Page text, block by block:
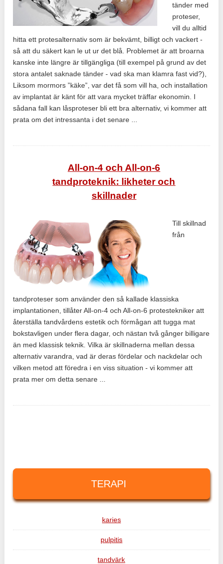
tänder med
proteser,
vill du alltid
hitta ett protesalternativ som är bekvämt, billigt och vackert -
så att du säkert kan le ut ur det blå. Problemet är att broarna
kanske inte längre är tillgängliga (till exempel på grund av det
stora antalet saknade tänder - vad ska man klamra fast vid?),
Liksom mormors ”käke”, var det få som vill ha, och installation
av implantat är känt för att vara mycket träffar ekonomin. I
sådana fall kan låsproteser bli ett bra alternativ, vi kommer att
prata om det intressanta i det senare ...
All-on-4 och All-on-6
tandproteknik: likheter och
skillnader
Till skillnad
från
tandproteser som använder den så kallade klassiska
implantationen, tillåter All-on-4 och All-on-6 protestekniker att
återställa tandvårdens estetik och förmågan att tugga mat
bokstavligen under flera dagar, och nästan två gånger billigare
än med klassisk teknik. Vilka är skillnaderna mellan dessa
alternativ varandra, vad är deras fördelar och nackdelar och
vilken metod att föredra i en viss situation - vi kommer att
prata mer om detta senare ...
TERAPI
karies
pulpitis
tandvärk